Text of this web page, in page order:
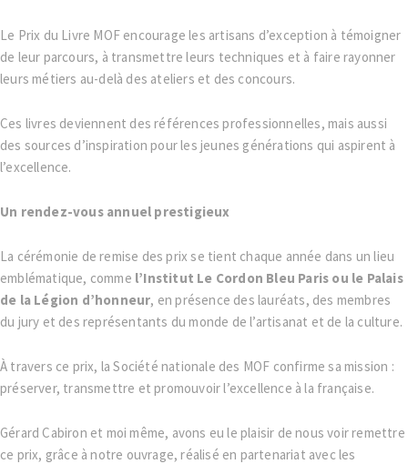
Le Prix du Livre MOF encourage les artisans d’exception à témoigner
de leur parcours, à transmettre leurs techniques et à faire rayonner
leurs métiers au-delà des ateliers et des concours.
Ces livres deviennent des références professionnelles, mais aussi
des sources d’inspiration pour les jeunes générations qui aspirent à
l’excellence.
Un rendez-vous annuel prestigieux
La cérémonie de remise des prix se tient chaque année dans un lieu
emblématique, comme l’Institut Le Cordon Bleu Paris ou le Palais
de la Légion d’honneur, en présence des lauréats, des membres
du jury et des représentants du monde de l’artisanat et de la culture.
À travers ce prix, la Société nationale des MOF confirme sa mission :
préserver, transmettre et promouvoir l’excellence à la française.
Gérard Cabiron et moi même, avons eu le plaisir de nous voir remettre
ce prix, grâce à notre ouvrage, réalisé en partenariat avec les